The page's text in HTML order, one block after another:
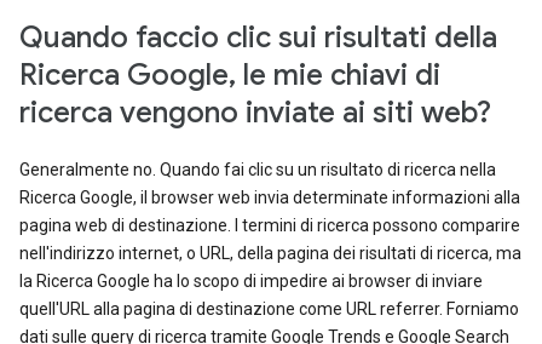
Quando faccio clic sui risultati della
Ricerca Google, le mie chiavi di
ricerca vengono inviate ai siti web?
Generalmente no. Quando fai clic su un risultato di ricerca nella
Ricerca Google, il browser web invia determinate informazioni alla
pagina web di destinazione. I termini di ricerca possono comparire
nell'indirizzo internet, o URL, della pagina dei risultati di ricerca, ma
la Ricerca Google ha lo scopo di impedire ai browser di inviare
quell'URL alla pagina di destinazione come URL referrer. Forniamo
dati sulle query di ricerca tramite Google Trends e Google Search